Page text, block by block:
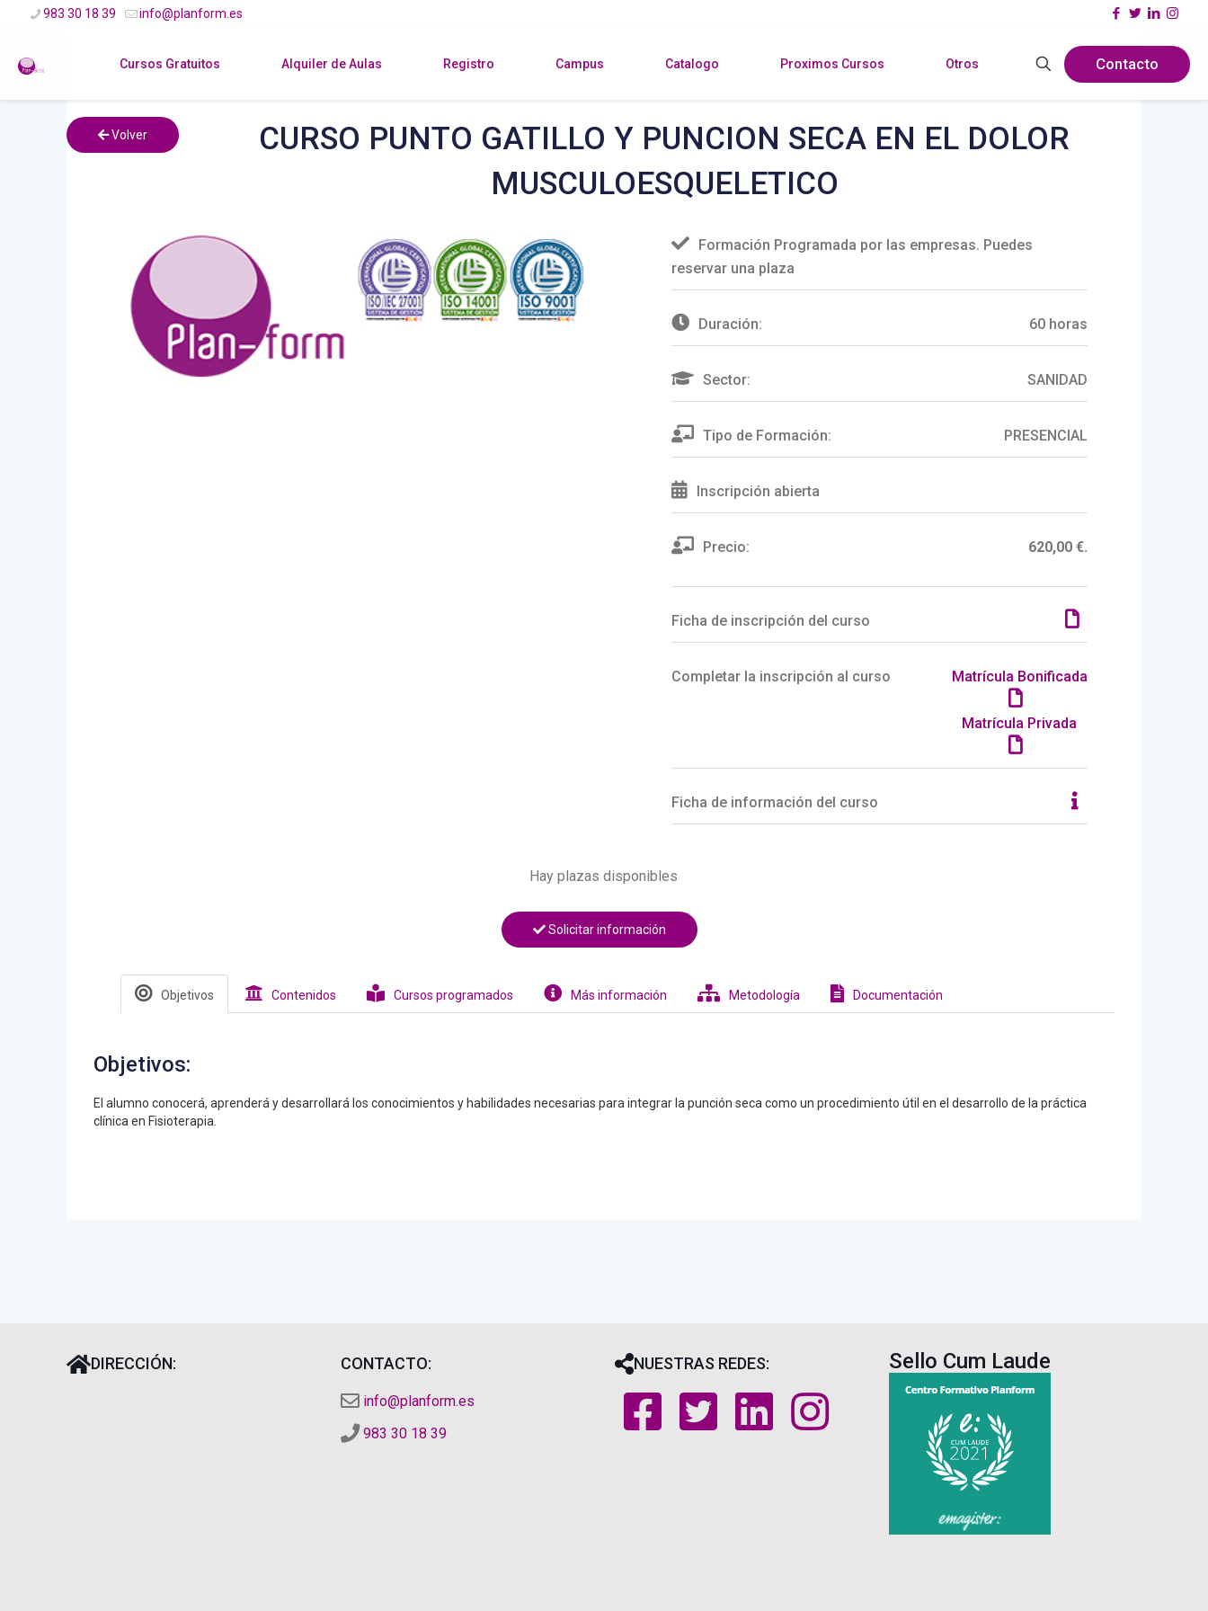
983 30 18 39 info@planform.es
Cursos Gratuitos Alquiler de Aulas Registro Campus Catalogo Proximos Cursos Otros Contacto
Volver
CURSO PUNTO GATILLO Y PUNCION SECA EN EL DOLOR
MUSCULOESQUELETICO
Formación Programada por las empresas. Puedes
reservar una plaza
Duración: 60 horas
Sector: SANIDAD
Tipo de Formación: PRESENCIAL
Inscripción abierta
Precio: 620,00 €.
Ficha de inscripción del curso
Completar la inscripción al curso Matrícula Bonificada
Matrícula Privada
Ficha de información del curso
Hay plazas disponibles
Solicitar información
Objetivos Contenidos Cursos programados Más información Metodología Documentación
Objetivos:
El alumno conocerá, aprenderá y desarrollará los conocimientos y habilidades necesarias para integrar la punción seca como un procedimiento útil en el desarrollo de la práctica
clínica en Fisioterapia.
DIRECCIÓN: CONTACTO:
info@planform.es
983 30 18 39
NUESTRAS REDES: Sello Cum Laude